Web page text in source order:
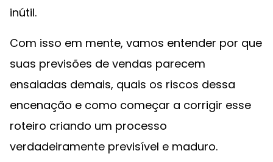
inútil.
Com isso em mente, vamos entender por que
suas previsões de vendas parecem
ensaiadas demais, quais os riscos dessa
encenação e como começar a corrigir esse
roteiro criando um processo
verdadeiramente previsível e maduro.